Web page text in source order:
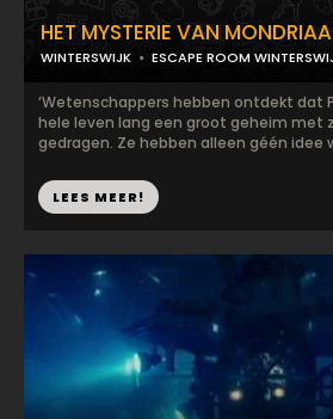
HET MYSTERIE VAN
WINTERSWIJK ESCAPE ROOM
‘Wetenschappers hebben ontdekt dat
hele leven lang een groot geheim met
gedragen. Ze hebben alleen géén idee
LEES MEER!